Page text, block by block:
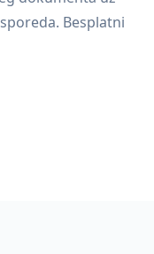
Besplatni